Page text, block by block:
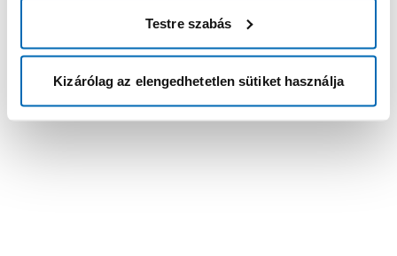
Testre szabás
Kizárólag az elengedhetetlen sütiket használja